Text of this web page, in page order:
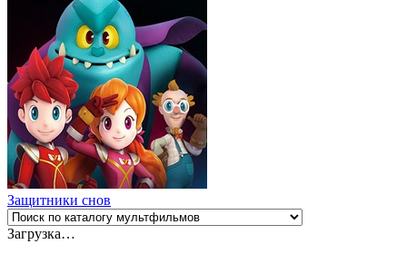
Защитники снов
Загрузка…